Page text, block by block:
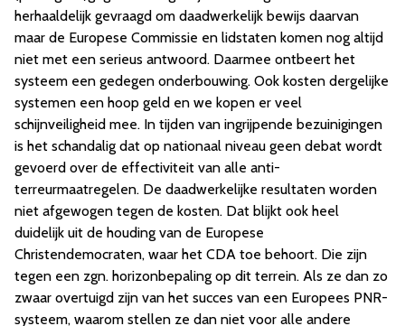
herhaaldelijk gevraagd om daadwerkelijk bewijs daarvan
maar de Europese Commissie en lidstaten komen nog altijd
niet met een serieus antwoord. Daarmee ontbeert het
systeem een gedegen onderbouwing. Ook kosten dergelijke
systemen een hoop geld en we kopen er veel
schijnveiligheid mee. In tijden van ingrijpende bezuinigingen
is het schandalig dat op nationaal niveau geen debat wordt
gevoerd over de effectiviteit van alle anti-
terreurmaatregelen. De daadwerkelijke resultaten worden
niet afgewogen tegen de kosten. Dat blijkt ook heel
duidelijk uit de houding van de Europese
Christendemocraten, waar het CDA toe behoort. Die zijn
tegen een zgn. horizonbepaling op dit terrein. Als ze dan zo
zwaar overtuigd zijn van het succes van een Europees PNR-
systeem, waarom stellen ze dan niet voor alle andere